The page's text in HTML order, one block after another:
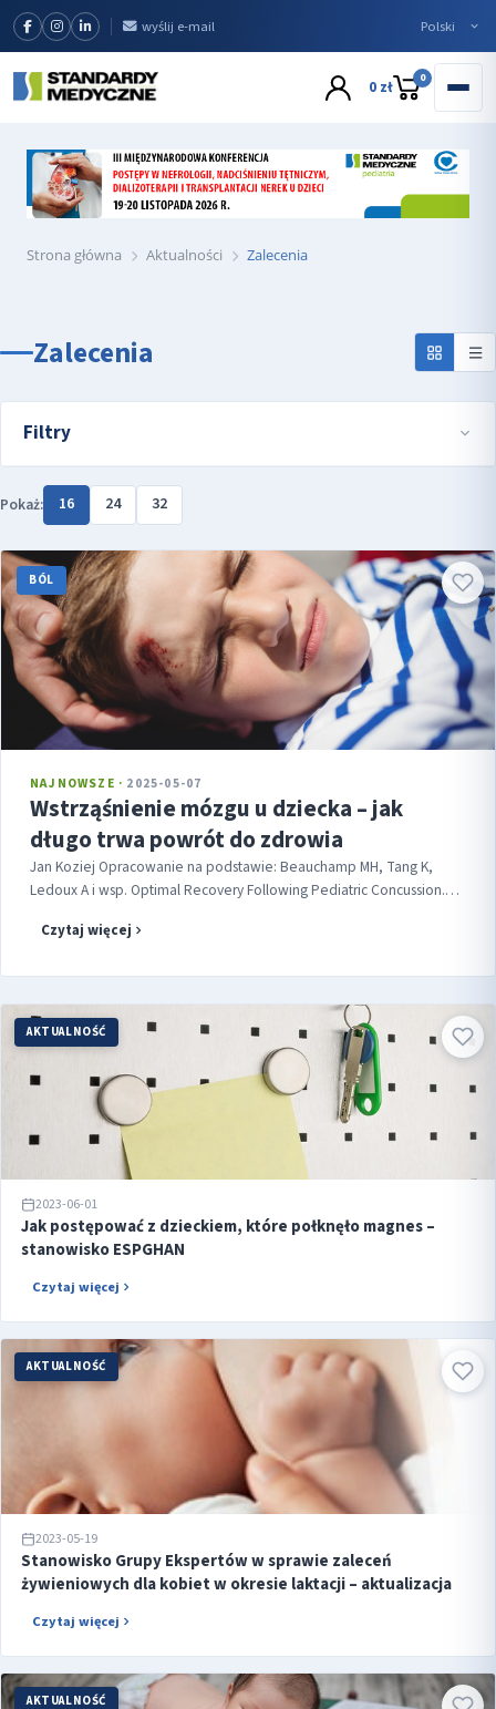
wyślij e-mail
0 zł 0
Strona główna Aktualności Zalecenia
Zalecenia
Filtry
Pokaż: 16 24 32
BÓL
NAJNOWSZE · 2025-05-07
Wstrząśnienie mózgu u dziecka – jak
długo trwa powrót do zdrowia
Jan Koziej Opracowanie na podstawie: Beauchamp MH, Tang K,
Ledoux A i wsp. Optimal Recovery Following Pediatric Concussion.
Network opublikowano w...
Czytaj więcej
AKTUALNOŚĆ
2023-06-01
Jak postępować z dzieckiem, które połknęło magnes –
stanowisko ESPGHAN
Czytaj więcej
AKTUALNOŚĆ
2023-05-19
Stanowisko Grupy Ekspertów w sprawie zaleceń
żywieniowych dla kobiet w okresie laktacji – aktualizacja
Czytaj więcej
AKTUALNOŚĆ